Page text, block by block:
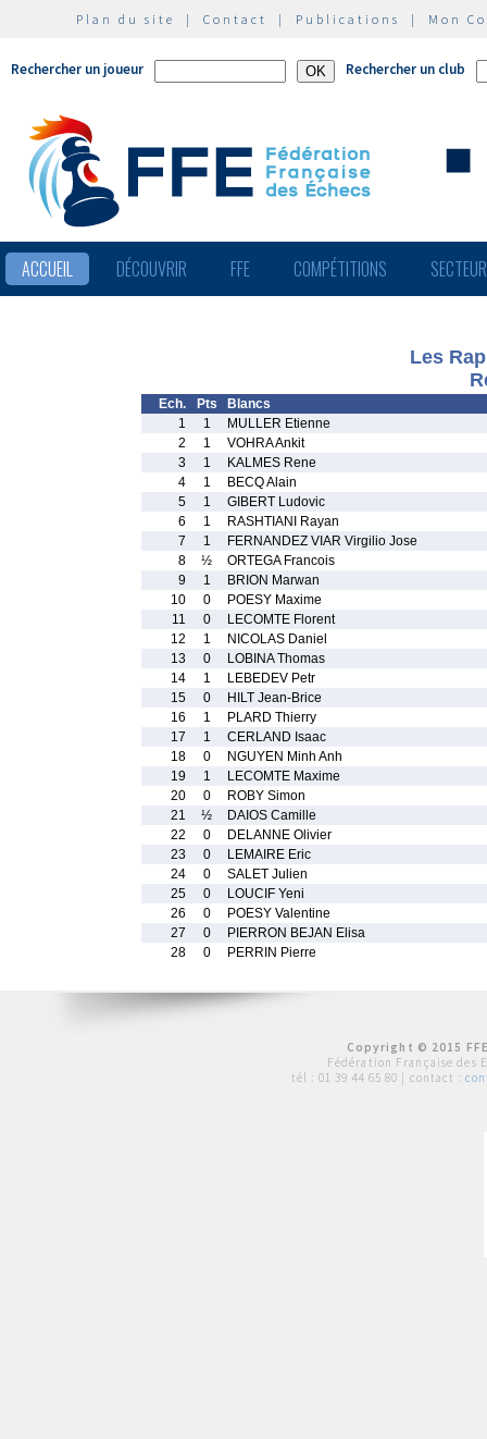
Plan du site | Contact | Publications | Mon
Rechercher un joueur Rechercher un club
ACCUEIL DÉCOUVRIR FFE COMPÉTITIONS
Les
Ech. Pts
Blancs
1
1
MULLER Etienne
2
1
VOHRA Ankit
3
1
KALMES Rene
4
1
BECQ Alain
5
1
GIBERT Ludovic
6
1
RASHTIANI Rayan
7
1
FERNANDEZ VIAR Virgilio Jose
8
½
ORTEGA Francois
9
1
BRION Marwan
10
0
POESY Maxime
11
0
LECOMTE Florent
12
1
NICOLAS Daniel
13
0
LOBINA Thomas
14
1
LEBEDEV Petr
15
0
HILT Jean-Brice
16
1
PLARD Thierry
17
1
CERLAND Isaac
18
0
NGUYEN Minh Anh
19
1
LECOMTE Maxime
20
0
ROBY Simon
21
½
DAIOS Camille
22
0
DELANNE Olivier
23
0
LEMAIRE Eric
24
0
SALET Julien
25
0
LOUCIF Yeni
26
0
POESY Valentine
27
0
PIERRON BEJAN Elisa
28
0 PERRIN Pierre
Copyright © 2015
Fédération Française des
tél : 01 39 44 65 80 | contact :